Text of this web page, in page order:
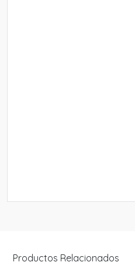
Productos Relacionados